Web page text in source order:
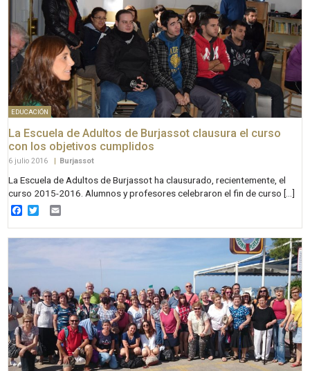
EDUCACIÓN
La Escuela de Adultos de Burjassot clausura el curso
con los objetivos cumplidos
6 julio 2016 | Burjassot
La Escuela de Adultos de Burjassot ha clausurado, recientemente, el
curso 2015-2016. Alumnos y profesores celebraron el fin de curso […]
Facebook
Twitter